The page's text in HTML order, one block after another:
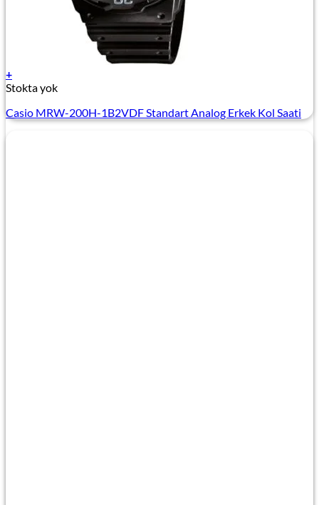
+
Stokta yok
Casio MRW-200H-1B2VDF Standart Analog Erkek Kol Saati